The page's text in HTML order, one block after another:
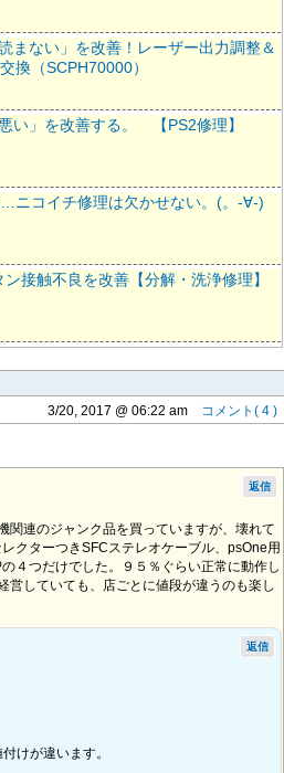
まない」を改善！レーザー出力調整＆
換（SCPH70000）
い」を改善する。 【PS2修理】
ニコイチ修理は欠かせない。(。-∀-)
ン接触不良を改善【分解・洗浄修理】
3/20, 2017 @ 06:22 am コメント( 4 )
関連のジャンク品を買っていますが、壊れて
クターつきSFCステレオケーブル、psOne用
４つだけでした。９５％ぐらい正常に動作し
営していても、店ごとに値段が違うのも楽し
返信
けが違います。
返信